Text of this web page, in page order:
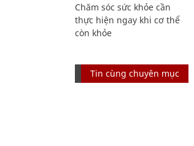
Chăm sóc sức khỏe cần
thực hiện ngay khi cơ thể
còn khỏe
Tin cùng chuyên mục